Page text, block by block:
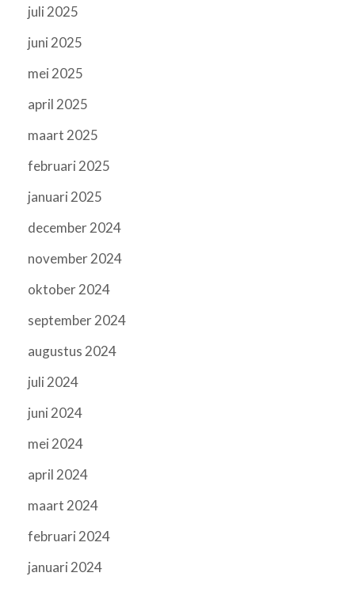
juli 2025
juni 2025
mei 2025
april 2025
maart 2025
februari 2025
januari 2025
december 2024
november 2024
oktober 2024
september 2024
augustus 2024
juli 2024
juni 2024
mei 2024
april 2024
maart 2024
februari 2024
januari 2024